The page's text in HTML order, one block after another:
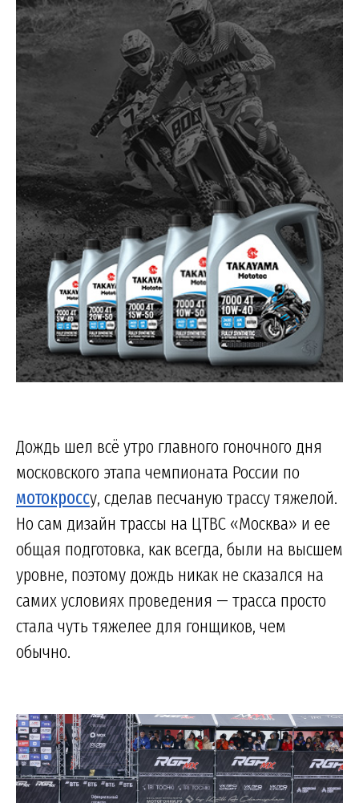
Дождь шел всё утро главного гоночного дня
московского этапа чемпионата России по
мотокроссу, сделав песчаную трассу тяжелой.
Но сам дизайн трассы на ЦТВС «Москва» и ее
общая подготовка, как всегда, были на высшем
уровне, поэтому дождь никак не сказался на
самих условиях проведения — трасса просто
стала чуть тяжелее для гонщиков, чем
обычно.